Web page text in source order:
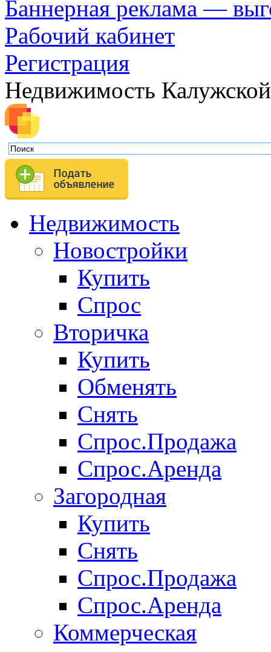
Баннерная реклама —
Рабочий кабинет
Регистрация
Недвижимость
Недвижимость
Новостройки
Купить
Спрос
Вторичка
Купить
Обменять
Снять
Спрос.Продажа
Спрос.Аренда
Загородная
Купить
Снять
Спрос.Продажа
Спрос.Аренда
Коммерческая